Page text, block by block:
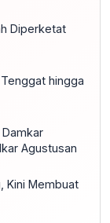
Diperketat
hingga
Agustusan
Kini Membuat